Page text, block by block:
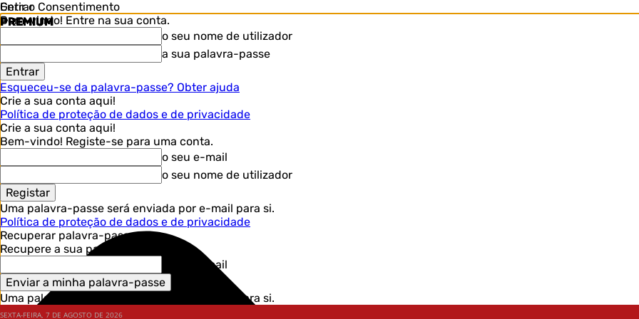
Gerir o Consentimento
Entrar
Bem-vindo! Entre na sua conta.
o seu nome de utilizador
a sua palavra-passe
Esqueceu-se da palavra-passe? Obter ajuda
Crie a sua conta aqui!
Política de proteção de dados e de privacidade
Crie a sua conta aqui!
Bem-vindo! Registe-se para uma conta.
o seu e-mail
o seu nome de utilizador
Uma palavra-passe será enviada por e-mail para si.
Política de proteção de dados e de privacidade
Recuperar palavra-passe
Recupere a sua palavra-passe
o seu e-mail
Uma palavra-passe será enviada por e-mail para si.
SEXTA-FEIRA, 7 DE AGOSTO DE 2026
PREMIUM
PREMIUM
PREMIUM
PREMIUM
PREMIUM